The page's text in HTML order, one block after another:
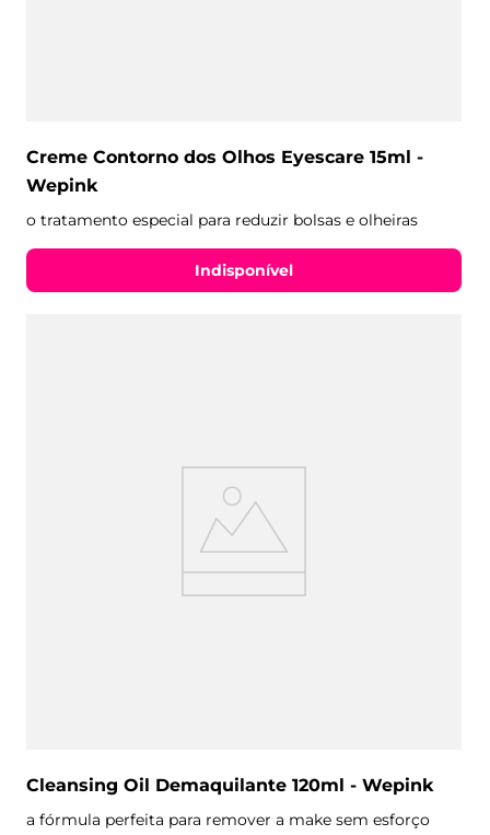
Creme Contorno dos Olhos Eyescare 15ml -
Wepink
o tratamento especial para reduzir bolsas e olheiras
Indisponível
Cleansing Oil Demaquilante 120ml - Wepink
a fórmula perfeita para remover a make sem esforço